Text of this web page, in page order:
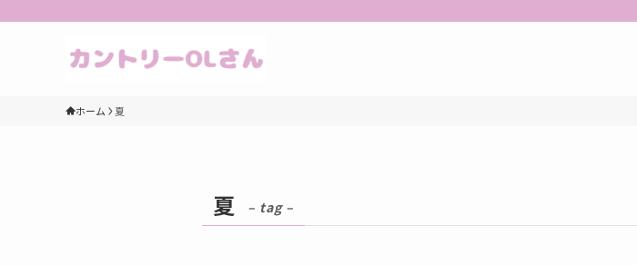
ホーム 夏
夏 – tag –